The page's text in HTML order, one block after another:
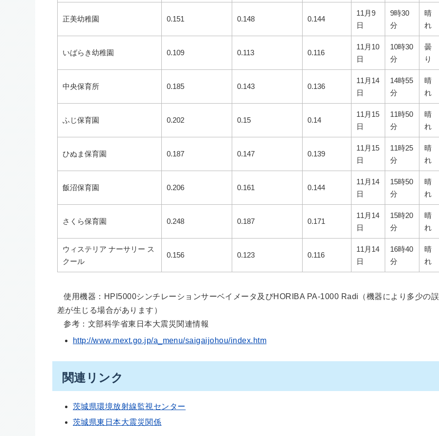
正美幼稚園 0.151 0.148 0.144
11月9
日
9時30
分
晴
れ
いばらき幼稚園 0.109 0.113 0.116
11月10
日
10時30
分
曇
り
中央保育所 0.185 0.143 0.136
11月14
日
14時55
分
晴
れ
ふじ保育園 0.202 0.15 0.14
11月15
日
11時50
分
晴
れ
ひぬま保育園 0.187 0.147 0.139
11月15
日
11時25
分
晴
れ
飯沼保育園 0.206 0.161 0.144
11月14
日
15時50
分
晴
れ
さくら保育園 0.248 0.187 0.171
11月14
日
15時20
分
晴
れ
ウィステリア ナーサリー ス
クール
0.156 0.123 0.116
11月14
日
16時40
分
晴
れ
使用機器：HPI5000シンチレーションサーベイメータ及びHORIBA PA-1000 Radi（機器により多少の誤
差が生じる場合があります）
参考：文部科学省東日本大震災関連情報
http://www.mext.go.jp/a_menu/saigaijohou/index.htm
関連リンク
茨城県環境放射線監視センター
茨城県東日本大震災関係